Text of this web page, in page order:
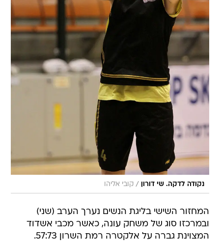
נקודה לדקה. שי דורון / קובי אליהו
המחזור השישי בליגת הנשים נערך הערב (שני)
ובמרכזו סוג של משחק עונה, כאשר מכבי אשדוד
המצוינת גברה על אלקטרה רמת השרון 57:73.